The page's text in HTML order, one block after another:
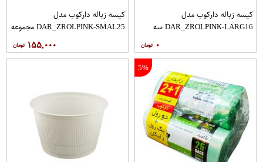
کیسه زباله دارکوب مدل
DAR_ZROLPINK-LARG16 سه
۰
کیسه زباله دارکوب مدل
DAR_ZROLPINK-SMAL25 مجموعه
۱۵۵,۰۰۰
5%